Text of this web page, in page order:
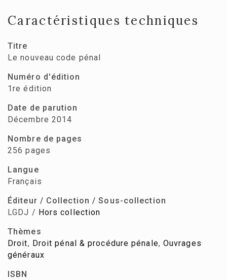
Caractéristiques techniques
Titre
Le nouveau code pénal
Numéro d'édition
1re édition
Date de parution
Décembre 2014
Nombre de pages
256 pages
Langue
Français
Éditeur / Collection / Sous-collection
LGDJ / Hors collection
Thèmes
Droit, Droit pénal & procédure pénale, Ouvrages
généraux
ISBN